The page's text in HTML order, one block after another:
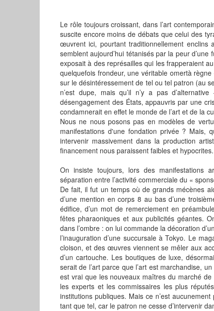
Le rôle toujours croissant, dans l’art
suscite encore moins de débats que celui des
œuvrent ici, pourtant traditionnellement enclins
semblent aujourd’hui tétanisés par la peur
exposait à des représailles qui les frapperaient
quelquefois frondeur, une véritable omertà
sur le désintéressement de tel ou tel patron (au
n’est dupe, mais qu’il n’y a pas
désengagement des États, appauvris par une
condamnerait en effet le monde de l’art et de la
Nous ne nous posons pas en modèles de
manifestations d'une fondation privée ? Mais,
intervenir massivement dans la production
financement nous paraissent faibles et hypocrites.
On insiste toujours, lors des manifestations
séparation entre l’activité commerciale du «
De fait, il fut un temps où de grands mécènes
d’une mention en corps 8 au bas d’une
édifice, d’un mot de remerciement en
fêtes pharaoniques et aux publicités géantes.
dans l’ombre : on lui commande la décoration
l’inauguration d’une succursale à Tokyo. Le
cloison, et des œuvres viennent se mêler aux
d’un cartouche. Les boutiques de luxe,
serait de l’art parce que l’art est marchandise,
est vrai que les nouveaux maîtres du marché
les experts et les commissaires les plus
institutions publiques. Mais ce n’est
tant que tel, car le patron ne cesse d’intervenir